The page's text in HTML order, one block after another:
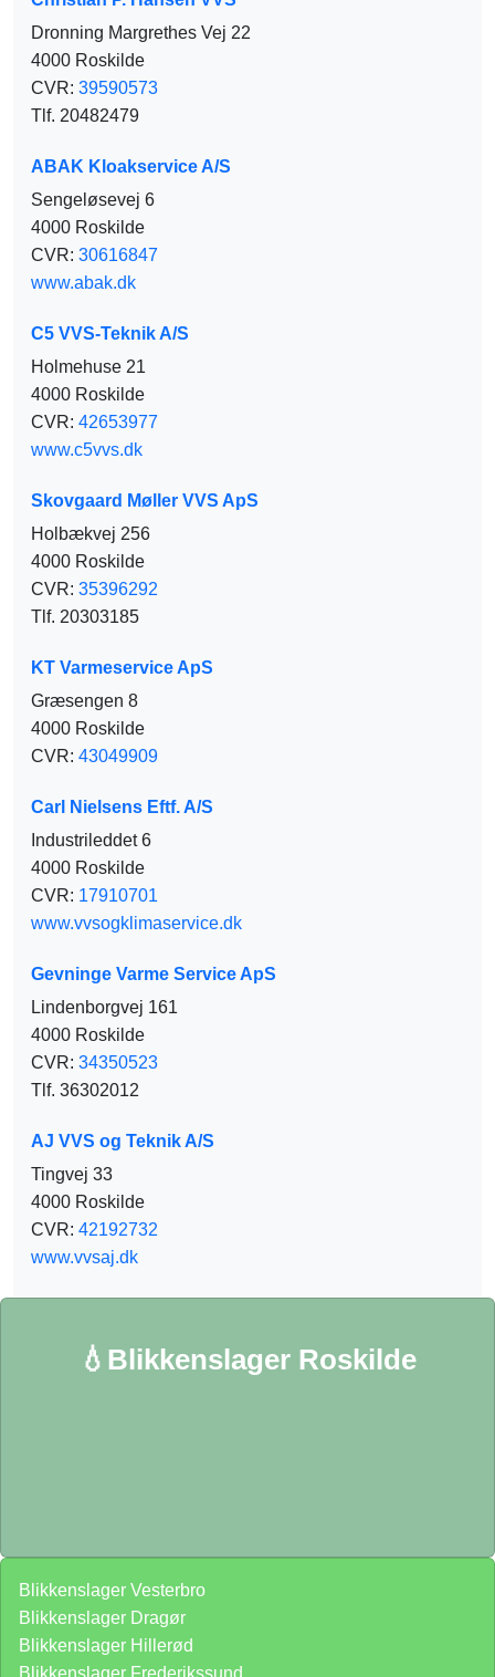
Dronning Margrethes Vej 22
4000 Roskilde
CVR: 39590573
Tlf. 20482479
ABAK Kloakservice A/S
Sengeløsevej 6
4000 Roskilde
CVR: 30616847
www.abak.dk
C5 VVS-Teknik A/S
Holmehuse 21
4000 Roskilde
CVR: 42653977
www.c5vvs.dk
Skovgaard Møller VVS ApS
Holbækvej 256
4000 Roskilde
CVR: 35396292
Tlf. 20303185
KT Varmeservice ApS
Græsengen 8
4000 Roskilde
CVR: 43049909
Carl Nielsens Eftf. A/S
Industrileddet 6
4000 Roskilde
CVR: 17910701
www.vvsogklimaservice.dk
Gevninge Varme Service ApS
Lindenborgvej 161
4000 Roskilde
CVR: 34350523
Tlf. 36302012
AJ VVS og Teknik A/S
Tingvej 33
4000 Roskilde
CVR: 42192732
www.vvsaj.dk
💧Blikkenslager Roskilde
Blikkenslager Vesterbro
Blikkenslager Dragør
Blikkenslager Hillerød
Blikkenslager Frederikssund